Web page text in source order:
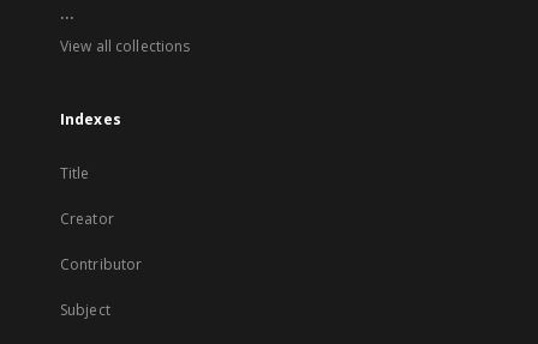
...
View all collections
Indexes
Title
Creator
Contributor
Subject